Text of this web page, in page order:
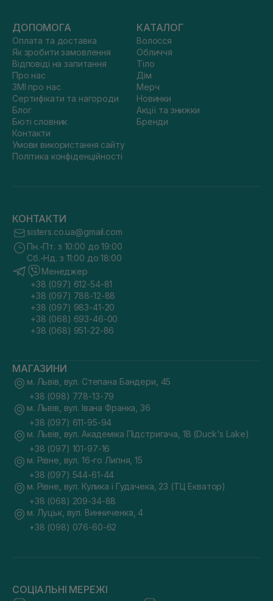
ДОПОМОГА
Оплата та доставка
Як зробити замовлення
Відповіді на запитання
Про нас
ЗМІ про нас
Сертифікати та нагороди
Блог
Бюті словник
Контакти
Умови використання сайту
Політика конфіденційності
КАТАЛОГ
Волосся
Обличчя
Тіло
Дім
Мерч
Новинки
Акції та знижки
Бренди
КОНТАКТИ
sisters.co.ua@gmail.com
Пн.-Пт. з 10:00 до 19:00
Сб.-Нд. з 11:00 до 18:00
Менеджер
+38 (097) 612-54-81
+38 (097) 788-12-88
+38 (097) 983-41-20
+38 (068) 693-46-00
+38 (068) 951-22-86
МАГАЗИНИ
м. Львів, вул. Степана Бандери, 45
+38 (098) 778-13-79
м. Львів, вул. Івана Франка, 36
+38 (097) 611-95-94
м. Львів, вул. Академіка Підстригача, 1В (Duck's Lake)
+38 (097) 101-97-16
м. Рівне, вул. 16-го Липня, 15
+38 (097) 544-61-44
м. Рівне, вул. Кулика і Гудачека, 23 (ТЦ Екватор)
+38 (068) 209-34-88
м. Луцьк, вул. Винниченка, 4
+38 (098) 076-60-62
СОЦІАЛЬНІ МЕРЕЖІ